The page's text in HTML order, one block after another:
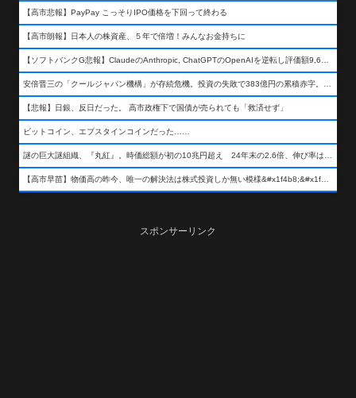
【高市悲報】PayPay こっそりIPO価格を下回って終わる
【高市朗報】日本人の株資産、５年で倍増！みんなお金持ちに
【ソフトバンクG悲報】ClaudeのAnthropic, ChatGPTのOpenAIを逆転し評価額9,650億ドル (約154兆円) の世界一価値あるAI企業に……
安倍晋三の「クールジャパン機構」が存続危機。投資の失敗で383億円の累積赤字。2025年度決算も大赤字の可能性。責任の所在はウヤムヤ
【悲報】日銀、反日だった。 高市政権下で国債が売られても「救済せず」
ビットコイン、エプスタインコインだった……
謎の巨大謎組織、『丸紅』。時価総額が初の10兆円超え 24年末の2.6倍、伸び率は謎組織首位
【高市早苗】物価高の昨今、唯一の解決法は株式投資しか無い模様&#x1f4b8;&#x1f4b8;&#x1f4b8;
スポンサーリンク